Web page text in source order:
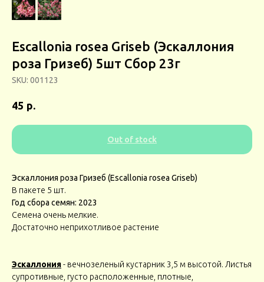
Escallonia rosea Griseb (Эскаллония
роза Гризеб) 5шт Сбор 23г
SKU: 001123
45 р.
Out of stock
Эскаллония роза Гризеб (Escallonia rosea Griseb)
В пакете 5 шт.
Год сбора семян: 2023
Семена очень мелкие.
Достаточно неприхотливое растение
Эскаллония- вечнозеленый кустарник 3,5 м высотой. Листья
супротивные, густо расположенные, плотные,